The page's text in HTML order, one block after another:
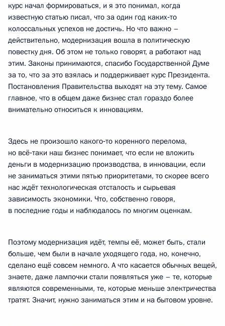
курс начал формироваться, и я это понимал, когда
известную статью писал, что за один год каких‑то
колоссальных успехов не достичь. Но что важно –
действительно, модернизация вошла в политическую
повестку дня. Об этом не только говорят, а работают над
этим. Законы принимаются, спасибо Государственной Думе
за то, что за это взялась и поддерживает курс Президента.
Постановления Правительства выходят на эту тему. Самое
главное, что в общем даже бизнес стал гораздо более
внимательно относиться к инновациям.
Здесь не произошло какого‑то коренного перелома,
но всё‑таки наш бизнес понимает, что если не вложить
деньги в модернизацию производства, в инновации, если
не заниматься этими пятью приоритетами, то скорее всего
нас ждёт технологическая отсталость и сырьевая
зависимость экономики. Что, собственно говоря,
в последние годы и наблюдалось по многим оценкам.
Поэтому модернизация идёт, темпы её, может быть, стали
больше, чем были в начале уходящего года, но, конечно,
сделано ещё совсем немного. А что касается обычных вещей,
знаете, даже лампочки стали появляться уже – те, которые
являются современными, те, которые меньше электричества
тратят. Значит, нужно заниматься этим и на бытовом уровне.